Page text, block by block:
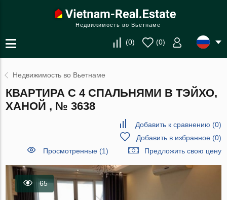
Недвижимость во Вьетнаме
(0) (0)
Недвижимость во Вьетнаме
КВАРТИРА С 4 СПАЛЬНЯМИ В ТЭЙХО,
ХАНОЙ , № 3638
Добавить к сравнению (0)
Добавить в избранное(0)
Просмотренные (1)
Предложить свою цену
65